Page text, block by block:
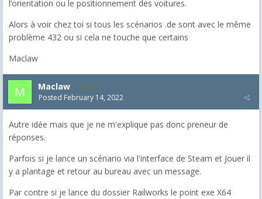
l’orientation ou le positionnement des voitures.
Alors à voir chez toi si tous les scénarios .de sont avec le même
problème 432 ou si cela ne touche que certains
Maclaw
Maclaw 125
Posted February 14, 2022
Autre idée mais que je ne m'explique pas donc preneur de
réponses.
Parfois si je lance un scénario via l'interface de Steam et Jouer il
y a plantage et retour au bureau avec un message.
Par contre si je lance du dossier Railworks le point exe X64